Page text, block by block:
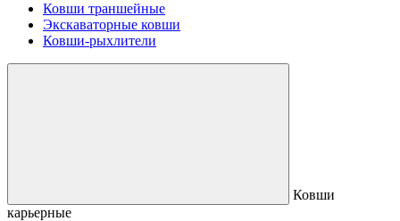
Ковши траншейные
Экскаваторные ковши
Ковши-рыхлители
Ковши
карьерные